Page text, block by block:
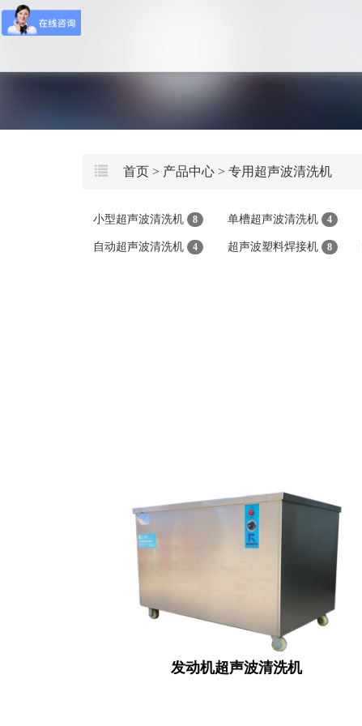
首页 > 产品中心 > 专用超声波清洗机
小型超声波清洗机 8 单槽超声波清洗机 4
自动超声波清洗机 4 超声波塑料焊接机 8
发动机超声波清洗机